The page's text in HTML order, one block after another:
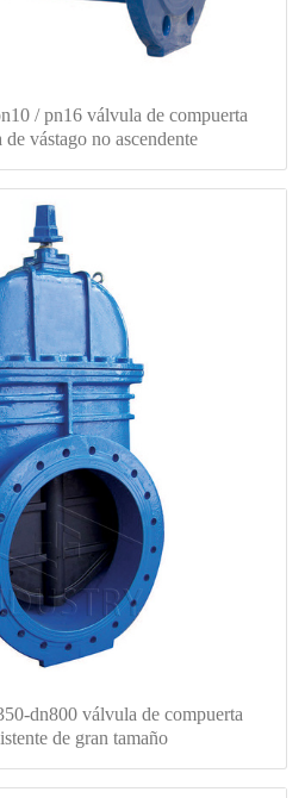
/ pn16 válvula de compuerta
de vástago no ascendente
dn800 válvula de compuerta
de gran tamaño